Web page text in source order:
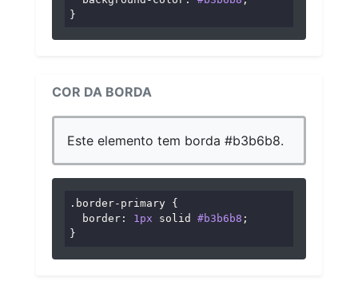
}
COR DA BORDA
Este elemento tem borda #b3b6b8.
.border-primary {
border : 1px solid #b3b6b8 ;
}